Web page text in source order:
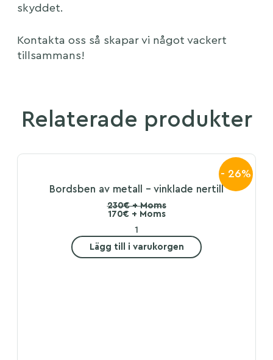
skyddet.
Kontakta oss så skapar vi något vackert
tillsammans!
Relaterade produkter
- 26%
Bordsben av metall – vinklade nertill
230€ + Moms
170€ + Moms
Lägg till i varukorgen